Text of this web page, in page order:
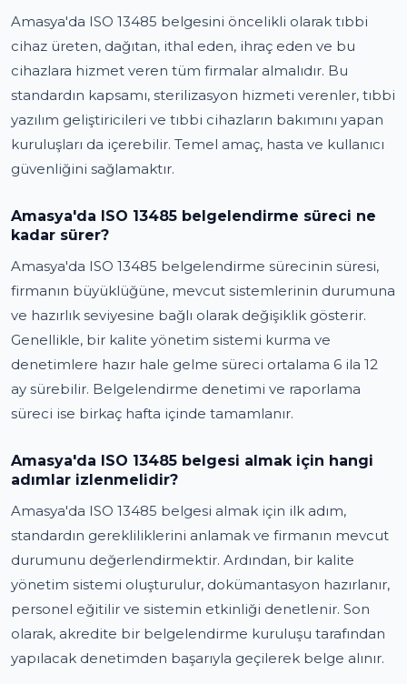
Amasya'da ISO 13485 belgesini öncelikli olarak tıbbi
cihaz üreten, dağıtan, ithal eden, ihraç eden ve bu
cihazlara hizmet veren tüm firmalar almalıdır. Bu
standardın kapsamı, sterilizasyon hizmeti verenler, tıbbi
yazılım geliştiricileri ve tıbbi cihazların bakımını yapan
kuruluşları da içerebilir. Temel amaç, hasta ve kullanıcı
güvenliğini sağlamaktır.
Amasya'da ISO 13485 belgelendirme süreci ne
kadar sürer?
Amasya'da ISO 13485 belgelendirme sürecinin süresi,
firmanın büyüklüğüne, mevcut sistemlerinin durumuna
ve hazırlık seviyesine bağlı olarak değişiklik gösterir.
Genellikle, bir kalite yönetim sistemi kurma ve
denetimlere hazır hale gelme süreci ortalama 6 ila 12
ay sürebilir. Belgelendirme denetimi ve raporlama
süreci ise birkaç hafta içinde tamamlanır.
Amasya'da ISO 13485 belgesi almak için hangi
adımlar izlenmelidir?
Amasya'da ISO 13485 belgesi almak için ilk adım,
standardın gerekliliklerini anlamak ve firmanın mevcut
durumunu değerlendirmektir. Ardından, bir kalite
yönetim sistemi oluşturulur, dokümantasyon hazırlanır,
personel eğitilir ve sistemin etkinliği denetlenir. Son
olarak, akredite bir belgelendirme kuruluşu tarafından
yapılacak denetimden başarıyla geçilerek belge alınır.